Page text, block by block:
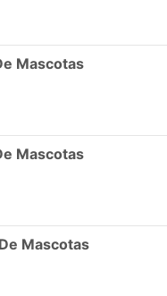
Mascotas
Mascotas
Mascotas